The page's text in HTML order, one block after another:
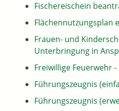
Fischereischein
Flächennutzungsplan
Frauen- und
Unterbringung in
Freiwillige Feuerwehr
Führungszeugnis
Führungszeugnis